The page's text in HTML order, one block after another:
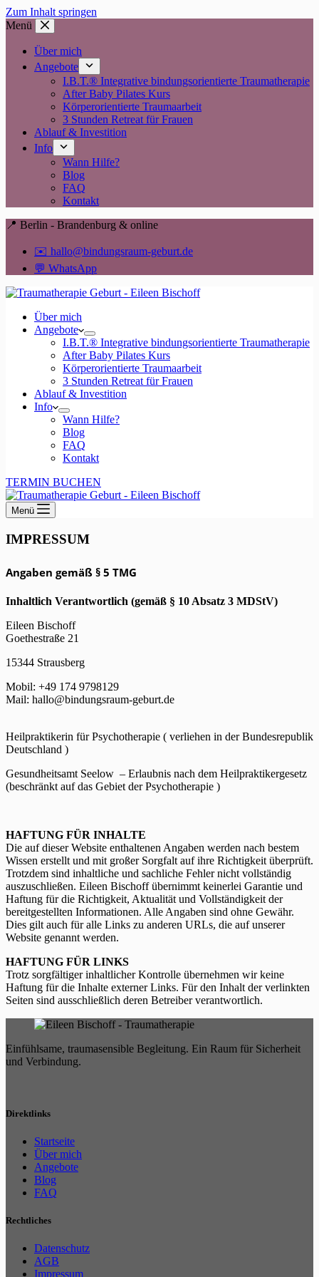
Zum Inhalt springen
Menü
Über mich
Angebote
I.B.T.® Integrative bindungsorientierte Traumatherapie
After Baby Pilates Kurs
Körperorientierte Traumaarbeit
3 Stunden Retreat für Frauen
Ablauf & Investition
Info
Wann Hilfe?
Blog
FAQ
Kontakt
📍 Berlin - Brandenburg & online
✉️ hallo@bindungsraum-geburt.de
💬 WhatsApp
Über mich
Angebote
I.B.T.® Integrative bindungsorientierte Traumatherapie
After Baby Pilates Kurs
Körperorientierte Traumaarbeit
3 Stunden Retreat für Frauen
Ablauf & Investition
Info
Wann Hilfe?
Blog
FAQ
Kontakt
TERMIN BUCHEN
Menü
IMPRESSUM
Angaben gemäß § 5 TMG
Inhaltlich Verantwortlich (gemäß § 10 Absatz 3 MDStV)
Eileen Bischoff
Goethestraße 21
15344 Strausberg
Mobil: +49 174 9798129
Mail: hallo@bindungsraum-geburt.de
Heilpraktikerin für Psychotherapie ( verliehen in der Bundesrepublik
Deutschland )
Gesundheitsamt Seelow – Erlaubnis nach dem Heilpraktikergesetz
(beschränkt auf das Gebiet der Psychotherapie )
HAFTUNG FÜR INHALTE
Die auf dieser Website enthaltenen Angaben werden nach bestem
Wissen erstellt und mit großer Sorgfalt auf ihre Richtigkeit überprüft.
Trotzdem sind inhaltliche und sachliche Fehler nicht vollständig
auszuschließen. Eileen Bischoff übernimmt keinerlei Garantie und
Haftung für die Richtigkeit, Aktualität und Vollständigkeit der
bereitgestellten Informationen. Alle Angaben sind ohne Gewähr.
Dies gilt auch für alle Links zu anderen URLs, die auf unserer
Website genannt werden.
HAFTUNG FÜR LINKS
Trotz sorgfältiger inhaltlicher Kontrolle übernehmen wir keine
Haftung für die Inhalte externer Links. Für den Inhalt der verlinkten
Seiten sind ausschließlich deren Betreiber verantwortlich.
Einfühlsame, traumasensible Begleitung. Ein Raum für Sicherheit
und Verbindung.
Direktlinks
Startseite
Über mich
Angebote
Blog
FAQ
Rechtliches
Datenschutz
AGB
Impressum